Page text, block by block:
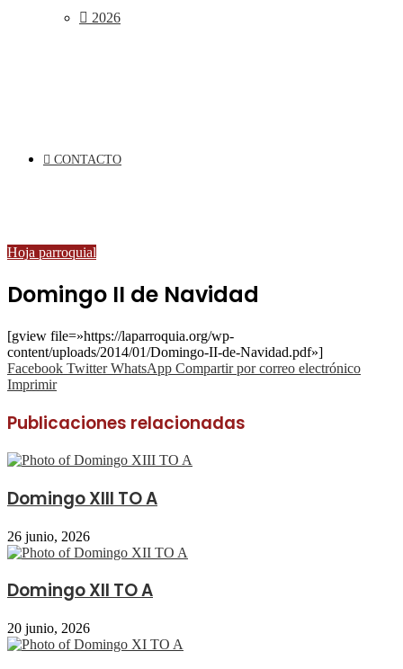
2026
CONTACTO
Hoja parroquial
Domingo II de Navidad
[gview file=»https://laparroquia.org/wp-
content/uploads/2014/01/Domingo-II-de-Navidad.pdf»]
Facebook Twitter WhatsApp Compartir por correo electrónico
Imprimir
Publicaciones relacionadas
Domingo XIII TO A
26 junio, 2026
Domingo XII TO A
20 junio, 2026